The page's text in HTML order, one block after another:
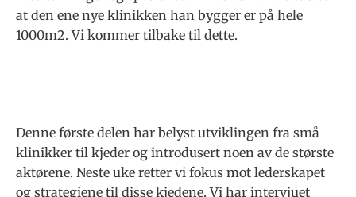
at den ene nye klinikken han bygger er på hele
1000m2. Vi kommer tilbake til dette.
Denne første delen har belyst utviklingen fra små
klinikker til kjeder og introdusert noen av de største
aktørene. Neste uke retter vi fokus mot lederskapet
og strategiene til disse kjedene. Vi har intervjuet